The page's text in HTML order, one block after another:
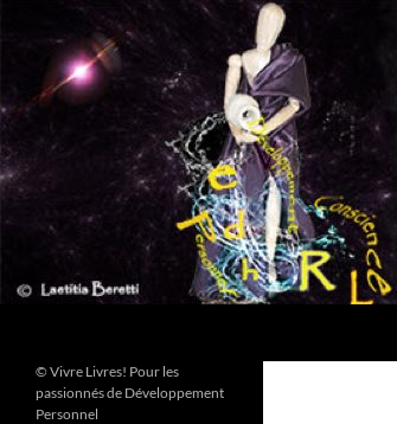
contenu
© Vivre Livres! Pour les
passionnés de Développement
Personnel